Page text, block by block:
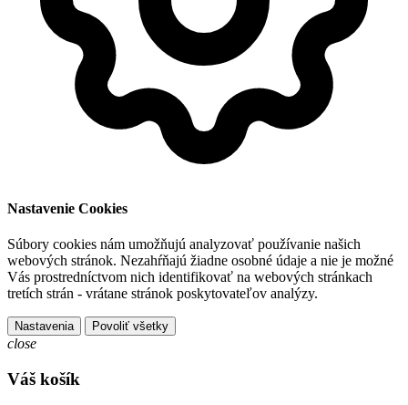
Nastavenie Cookies
Súbory cookies nám umožňujú analyzovať používanie našich
webových stránok. Nezahŕňajú žiadne osobné údaje a nie je možné
Vás prostredníctvom nich identifikovať na webových stránkach
tretích strán - vrátane stránok poskytovateľov analýzy.
Nastavenia Povoliť všetky
close
Váš košík